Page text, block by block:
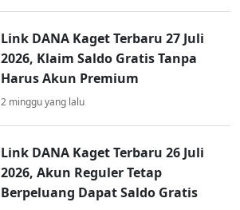
Link DANA Kaget Terbaru 27 Juli
2026, Klaim Saldo Gratis Tanpa
Harus Akun Premium
2 minggu yang lalu
Link DANA Kaget Terbaru 26 Juli
2026, Akun Reguler Tetap
Berpeluang Dapat Saldo Gratis